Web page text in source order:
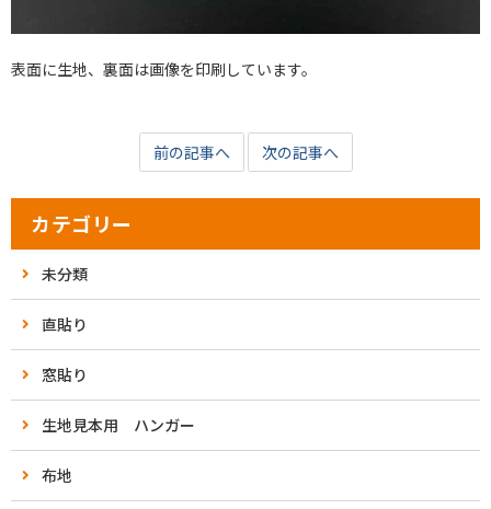
表面に生地、裏面は画像を印刷しています。
前の記事へ 次の記事へ
カテゴリー
未分類
直貼り
窓貼り
生地見本用 ハンガー
布地